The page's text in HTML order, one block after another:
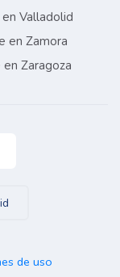
Valladolid
en Zamora
Zaragoza
de uso